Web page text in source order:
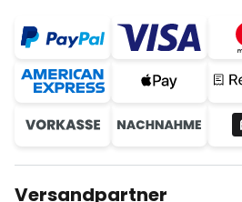
Versandpartner